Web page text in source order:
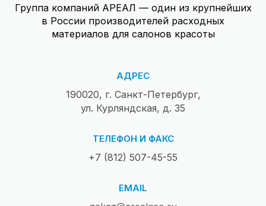
Группа компаний АРЕАЛ — один из крупнейших
в России производителей расходных
материалов для салонов красоты
АДРЕС
190020, г. Санкт-Петербург,
ул. Курляндская, д. 35
ТЕЛЕФОН И ФАКС
+7 (812) 507-45-55
EMAIL